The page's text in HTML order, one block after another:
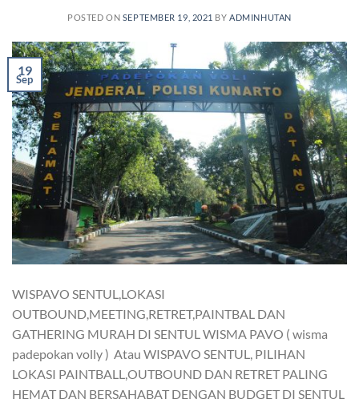
POSTED ON SEPTEMBER 19, 2021 BYADMINHUTAN
19
Sep
WISPAVO SENTUL,LOKASI
OUTBOUND,MEETING,RETRET,PAINTBAL DAN
GATHERING MURAH DI SENTUL WISMA PAVO ( wisma
padepokan volly ) Atau WISPAVO SENTUL, PILIHAN
LOKASI PAINTBALL,OUTBOUND DAN RETRET PALING
HEMAT DAN BERSAHABAT DENGAN BUDGET DI SENTUL